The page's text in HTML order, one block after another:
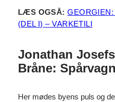
LÆS OGSÅ:GEORGIEN:
(DEL I) – VARKETILI
Jonathan
Bråne:
Her mødes byens puls og